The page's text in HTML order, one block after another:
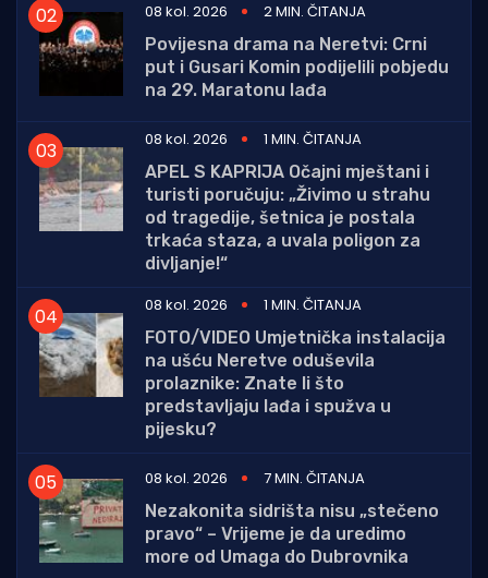
08 kol. 2026
2 MIN. ČITANJA
Povijesna drama na Neretvi: Crni
put i Gusari Komin podijelili pobjedu
na 29. Maratonu lađa
08 kol. 2026
1 MIN. ČITANJA
APEL S KAPRIJA Očajni mještani i
turisti poručuju: „Živimo u strahu
od tragedije, šetnica je postala
trkaća staza, a uvala poligon za
divljanje!“
08 kol. 2026
1 MIN. ČITANJA
FOTO/VIDEO Umjetnička instalacija
na ušću Neretve oduševila
prolaznike: Znate li što
predstavljaju lađa i spužva u
pijesku?
08 kol. 2026
7 MIN. ČITANJA
Nezakonita sidrišta nisu „stečeno
pravo“ – Vrijeme je da uredimo
more od Umaga do Dubrovnika